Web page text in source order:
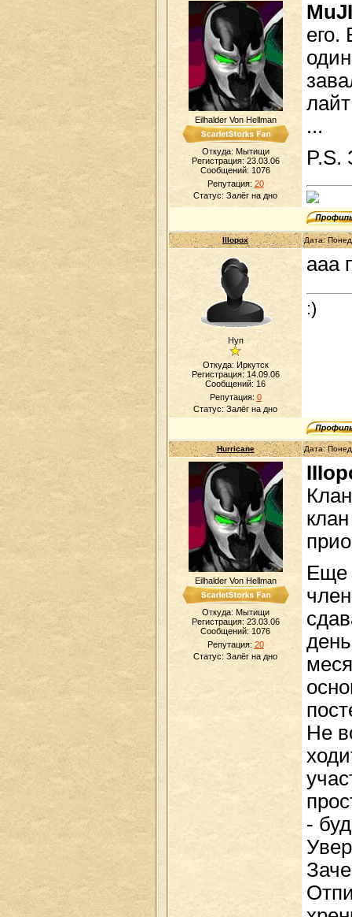
Eilhalder Von Hellman
Откуда: Мытищи
Регистрация: 23.03.06
Сообщений: 1076
Репутация: 20
Статус: Залёг на дно
...
P.S.
IIIopox Дата:
Нуп
Откуда: Иркутск
Регистрация: 14.09.06
Сообщений: 16
Репутация: 0
Статус: Залёг на дно
ааа
:)
Hurricane Дата:
Eilhalder Von Hellman
Откуда: Мытищи
Регистрация: 23.03.06
Сообщений: 1076
Репутация: 20
Статус: Залёг на дно
Еще
Не
-